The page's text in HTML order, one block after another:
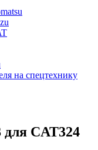
на спецтехнику
CAT324